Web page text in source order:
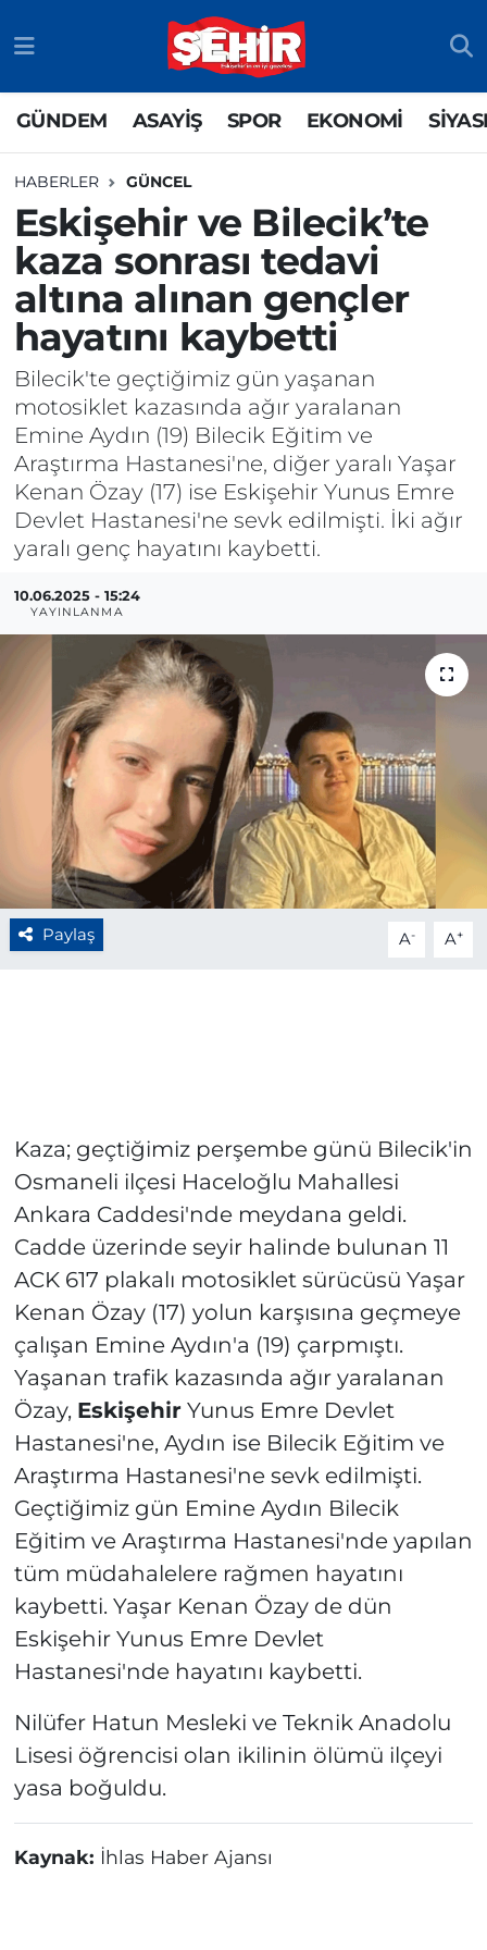
GÜNDEM ASAYİŞ SPOR EKONOMİ
HABERLER GÜNCEL
Eskişehir ve Bilecik’te
kaza sonrası tedavi
altına alınan gençler
hayatını kaybetti
Bilecik'te geçtiğimiz gün yaşanan
motosiklet kazasında ağır yaralanan
Emine Aydın (19) Bilecik Eğitim ve
Araştırma Hastanesi'ne, diğer yaralı Yaşar
Kenan Özay (17) ise Eskişehir Yunus Emre
Devlet Hastanesi'ne sevk edilmişti. İki ağır
yaralı genç hayatını kaybetti.
10.06.2025 - 15:24
YAYINLANMA
Paylaş A- A+
Kaza; geçtiğimiz perşembe günü Bilecik'in
Osmaneli ilçesi Haceloğlu Mahallesi
Ankara Caddesi'nde meydana geldi.
Cadde üzerinde seyir halinde bulunan 11
ACK 617 plakalı motosiklet sürücüsü Yaşar
Kenan Özay (17) yolun karşısına geçmeye
çalışan Emine Aydın'a (19) çarpmıştı.
Yaşanan trafik kazasında ağır yaralanan
Özay, EskişehirYunus Emre Devlet
Hastanesi'ne, Aydın ise Bilecik Eğitim ve
Araştırma Hastanesi'ne sevk edilmişti.
Geçtiğimiz gün Emine Aydın Bilecik
Eğitim ve Araştırma Hastanesi'nde yapılan
tüm müdahalelere rağmen hayatını
kaybetti. Yaşar Kenan Özay de dün
Eskişehir Yunus Emre Devlet
Hastanesi'nde hayatını kaybetti.
Nilüfer Hatun Mesleki ve Teknik Anadolu
Lisesi öğrencisi olan ikilinin ölümü ilçeyi
yasa boğuldu.
Kaynak: İhlas Haber Ajansı
SPOR
EKONOMİ
SİYASET
RESMİ İLAN
SİYASET
SPOR
EKONOMİ
EĞİTİM
SAĞLIK
TEKNOLOJİ
BÖLGE
DÜNYA
GENEL
GÜNCEL
RESMİ İLAN
Odunpazarı Nöbetçi Eczaneler
Odunpazarı Hava Durumu
Odunpazarı Trafik Yoğunluk Haritası
TFF 3.Lig 4.Grup Puan Durumu ve Fikstür
Tüm Manşetler
Son Dakika Haberleri
Haber Arşivi